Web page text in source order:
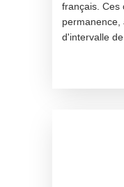
français. Ces
permanence,
d'intervalle